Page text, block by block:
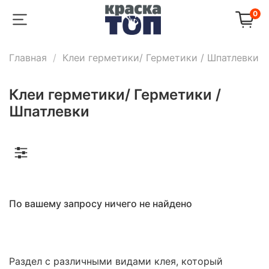
0
Главная Клеи герметики/ Герметики / Шпатлевки
Клеи герметики/ Герметики /
Шпатлевки
По вашему запросу ничего не найдено
Раздел с различными видами клея, который